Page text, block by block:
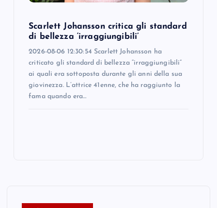
Scarlett Johansson critica gli standard
di bellezza ‘irraggiungibili’
2026-08-06 12:30:54 Scarlett Johansson ha
criticato gli standard di bellezza “irraggiungibili”
ai quali era sottoposta durante gli anni della sua
giovinezza. L’attrice 41enne, che ha raggiunto la
fama quando era…